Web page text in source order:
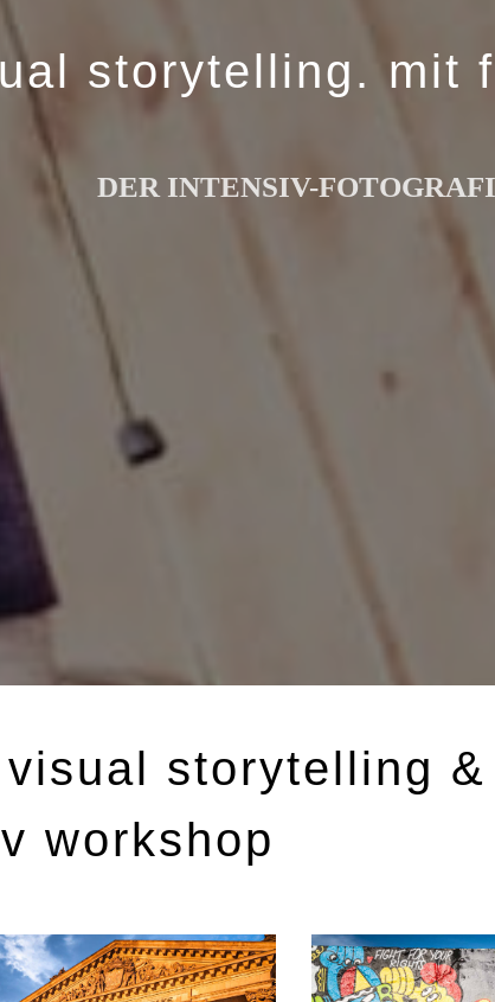
storytelling. mit
DER INTENSIV-
storytelling
workshop